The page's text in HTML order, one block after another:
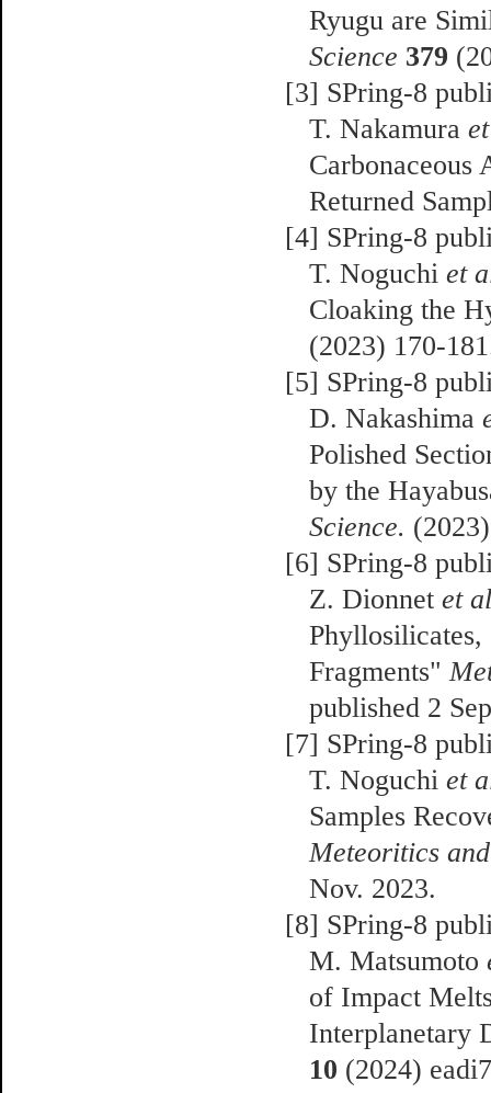
Ryugu are
Science 379
[3] SPring-8
T. Nakamura
Carbonaceous
Returned
[4] SPring-8
T. Noguchi et
Cloaking the
(2023) 170-
[5] SPring-8
D. Nakashima
Polished
by the
Science.
[6] SPring-8
Z. Dionnet et al
Phyllosilicates,
Fragments"
published 2
[7] SPring-8
T. Noguchi et
Samples
Meteoritics
Nov. 2023.
[8] SPring-8
M. Matsumoto
of Impact
Interplanetary
10 (2024)